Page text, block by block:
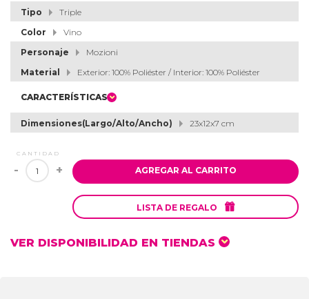
Tipo
Triple
Color
Vino
Personaje
Mozioni
Material
Exterior: 100% Poliéster / Interior: 100% Poliéster
CARACTERÍSTICAS
Dimensiones(Largo/Alto/Ancho) 23x12x7 cm
CANTIDAD
- + AGREGAR AL CARRITO
LISTA DE REGALO 
VER DISPONIBILIDAD EN TIENDAS